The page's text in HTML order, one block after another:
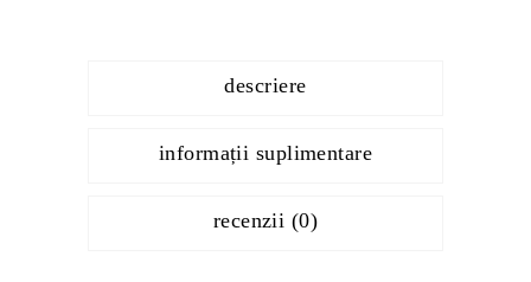
descriere
informații suplimentare
recenzii (0)